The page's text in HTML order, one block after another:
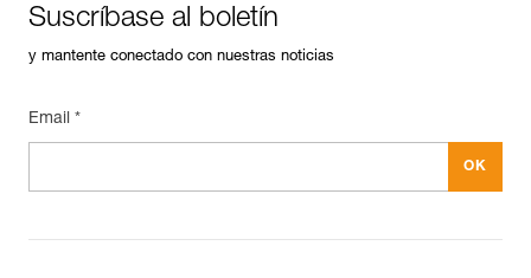
Suscríbase al boletín
y mantente conectado con nuestras noticias
Email *